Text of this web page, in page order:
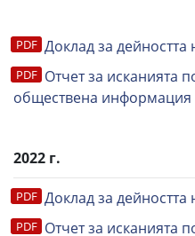
Доклад за
Отчет за исканията
обществена информация
2022 г.
Доклад за
Отчет за исканията